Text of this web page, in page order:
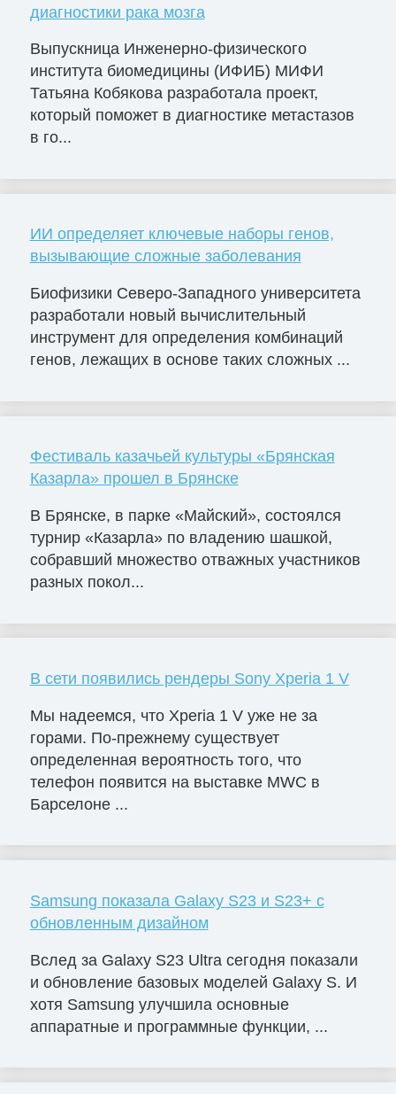
диагностики рака мозга
Выпускница Инженерно-физического
института биомедицины (ИФИБ) МИФИ
Татьяна Кобякова разработала проект,
который поможет в диагностике метастазов
в го...
ИИ определяет ключевые наборы генов,
вызывающие сложные заболевания
Биофизики Северо-Западного университета
разработали новый вычислительный
инструмент для определения комбинаций
генов, лежащих в основе таких сложных ...
Фестиваль казачьей культуры «Брянская
Казарла» прошел в Брянске
В Брянске, в парке «Майский», состоялся
турнир «Казарла» по владению шашкой,
собравший множество отважных участников
разных покол...
В сети появились рендеры Sony Xperia 1 V
Мы надеемся, что Xperia 1 V уже не за
горами. По-прежнему существует
определенная вероятность того, что
телефон появится на выставке MWC в
Барселоне ...
Samsung показала Galaxy S23 и S23+ с
обновленным дизайном
Вслед за Galaxy S23 Ultra сегодня показали
и обновление базовых моделей Galaxy S. И
хотя Samsung улучшила основные
аппаратные и программные функции, ...